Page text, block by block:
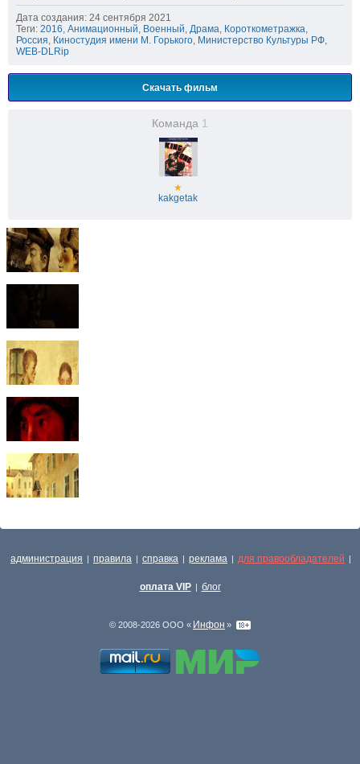
Дата создания: 24 сентября 2021
Теги: 2016, Анимационный, Военный, Драма, Короткометражка,
Россия, Киностудия имени М. Горького, Министерство Культуры РФ,
WEB-DLRip
Скачать фильм
Команда 1
★
kakgetak
администрация | правила | справка | реклама | для правообладателей |
оплата VIP | блог
© 2008-2026 ООО « Инфон »